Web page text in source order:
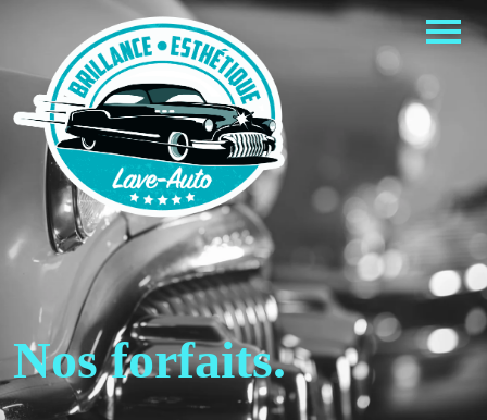
Nos forfaits.